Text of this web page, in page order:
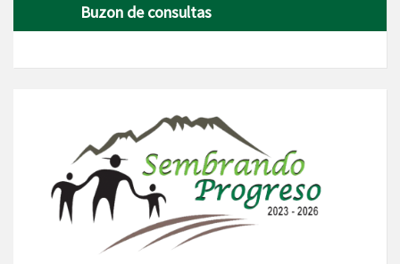
Buzon de consultas